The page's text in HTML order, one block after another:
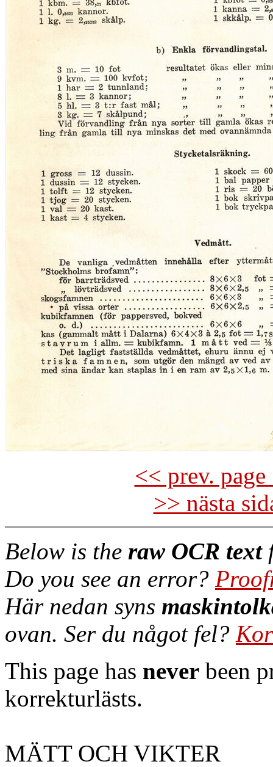
<< prev.
>> nästa
Below is the raw OCR text
Do you see an error?
Här nedan syns
ovan. Ser du något fel?
This page has never been
korrekturlästs.
MÄTT OCH VIKTER